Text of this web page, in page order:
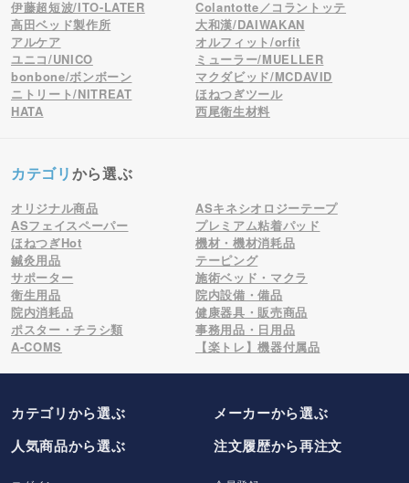
伊藤超短波/ITO-LATER
Colantotte／コラントッテ
高田ベッド製作所
大和漢/DAIWAKAN
アルケア
オルフィット/orfit
ユニコ/UNICO
ミューラー/MUELLER
bonbone/ボンボーン
マクダビッド/MCDAVID
ニトリート/NITREAT
ほねつぎツール
HATA
西尾衛生材料
カテゴリから選ぶ
オリジナル商品
ASキネシオロジーテープ
ASフェイスペーパー
プレミアム粘着パッド
ほねつぎHot
機材・機材消耗品
鍼灸用品
テーピング
サポーター
施術ベッド・マクラ
衛生用品
院内設備・備品
院内消耗品
健康器具・販売商品
ポスター・チラシ類
事務用品・日用品
A-COMS
【楽トレ】機器付属品
カテゴリから選ぶ メーカーから選ぶ
人気商品から選ぶ
注文履歴から再注文